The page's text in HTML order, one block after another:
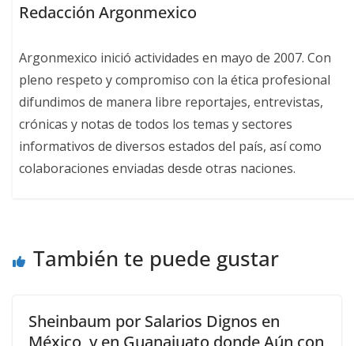
Redacción Argonmexico
Argonmexico inició actividades en mayo de 2007. Con
pleno respeto y compromiso con la ética profesional
difundimos de manera libre reportajes, entrevistas,
crónicas y notas de todos los temas y sectores
informativos de diversos estados del país, así como
colaboraciones enviadas desde otras naciones.
También te puede gustar
Sheinbaum por Salarios Dignos en
México, y en Guanajuato donde Aún con